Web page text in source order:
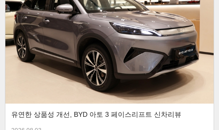
유연한 상품성 개선, BYD 아토 3 페이스리프트 신차리뷰